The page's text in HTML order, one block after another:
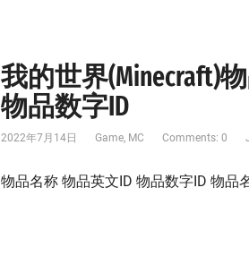
我的世界(Minecraft)
物品数字ID
2022年7月14日 Game, MC Comments: 0
物品名称 物品英文ID 物品数字ID 物品